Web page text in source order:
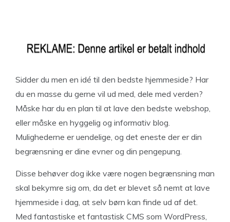
Sidder du men en idé til den bedste hjemmeside? Har
du en masse du gerne vil ud med, dele med verden?
Måske har du en plan til at lave den bedste webshop,
eller måske en hyggelig og informativ blog.
Mulighederne er uendelige, og det eneste der er din
begrænsning er dine evner og din pengepung.
Disse behøver dog ikke være nogen begrænsning man
skal bekymre sig om, da det er blevet så nemt at lave
hjemmeside i dag, at selv børn kan finde ud af det.
Med fantastiske et fantastisk CMS som WordPress,